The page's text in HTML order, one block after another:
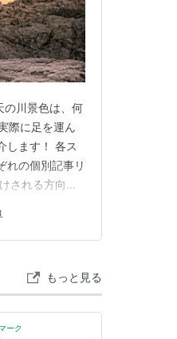
の川景色は、何
際に足を運ん
します！ 各ス
れの個別記事リ
される方向け
「犬OK」の目
もっと見る
ーク